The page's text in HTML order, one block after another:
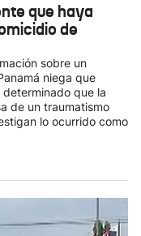
que haya
de
sobre un
niega que
que la
de un traumatismo
lo ocurrido como